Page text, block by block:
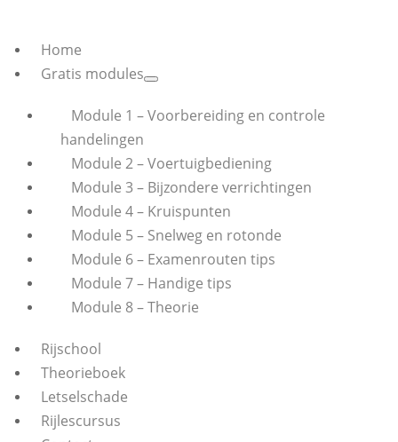
Home
Gratis modules
Module 1 – Voorbereiding en controle
handelingen
Module 2 – Voertuigbediening
Module 3 – Bijzondere verrichtingen
Module 4 – Kruispunten
Module 5 – Snelweg en rotonde
Module 6 – Examenrouten tips
Module 7 – Handige tips
Module 8 – Theorie
Rijschool
Theorieboek
Letselschade
Rijlescursus